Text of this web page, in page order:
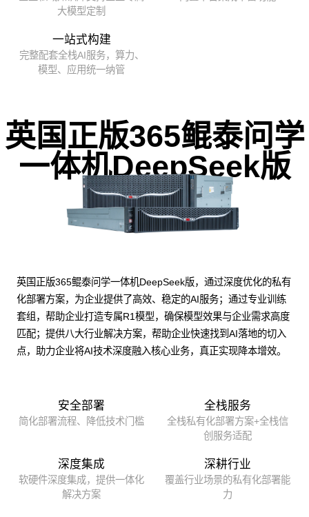
大模型定制
一站式构建
完整配套全栈AI服务，算力、
模型、应用统一纳管
英国正版365鲲泰问学
一体机DeepSeek版
英国正版365鲲泰问学一体机DeepSeek版，通过深度优化的私有
化部署方案，为企业提供了高效、稳定的AI服务；通过专业训练
套组，帮助企业打造专属R1模型，确保模型效果与企业需求高度
匹配；提供八大行业解决方案，帮助企业快速找到AI落地的切入
点，助力企业将AI技术深度融入核心业务，真正实现降本增效。
安全部署
简化部署流程、降低技术门槛
全栈服务
全栈私有化部署方案+全栈信
创服务适配
深度集成
软硬件深度集成，提供一体化
解决方案
深耕行业
覆盖行业场景的私有化部署能
力